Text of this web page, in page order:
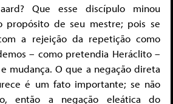
Que esse discípulo minou
propósito de seu mestre; pois se
a rejeição da repetição como
– como pretendia Heráclito –
mudança. O que a negação direta
é um fato importante; se não
então a negação eleática do